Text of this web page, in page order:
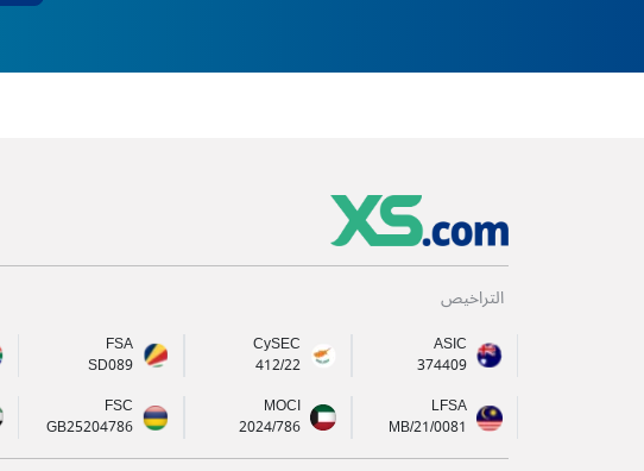
التراخيص
ASIC
374409
CySEC
412/22
FSA
SD089
LFSA
MB/21/0081
MOCI
2024/786
FSC
GB25204786